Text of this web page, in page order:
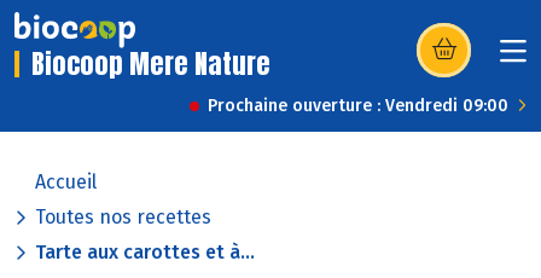
Biocoop Mere Nature (s’ouvre dans
Prochaine ouverture : Vendredi 09:00
Accueil
Toutes nos recettes
Tarte aux carottes et à...